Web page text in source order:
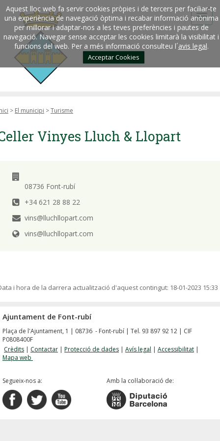
Aquest lloc web fa servir cookies pròpies i de tercers per faciliar-te
una experiència de navegació òptima i recabar informació anònima
per millorar i adaptar-nos a les teves preferències i pautes de
navegació. Navegar sense acceptar les cookies limitarà la visibilitat i
funcions del web. Per a més informació consulteu l´avis legal.
Acceptar Cookies
> El municipi >Turisme
Vinyes Lluch & Llopart
08736 Font-rubí
+34 621 28 88 22
vins@lluchllopart.com
vins@lluchllopart.com
i hora de la darrera actualització d'aquest contingut: 18-01-2023 15:33
Ajuntament de Font-rubí
Plaça de l'Ajuntament, 1 | 08736 - Font-rubí | Tel. 93 897 92 12 | CIF
P0808400F
Crèdits | Contactar | Protecció de dades | Avís legal | Accessibilitat |
Mapa web
Segueix-nos a: Amb la col·laboració de: